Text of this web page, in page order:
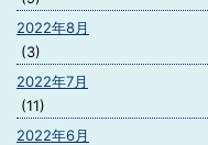
2022年8月
(3)
2022年7月
(11)
2022年6月